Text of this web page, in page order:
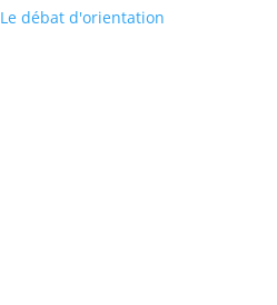
Le débat d'orientation